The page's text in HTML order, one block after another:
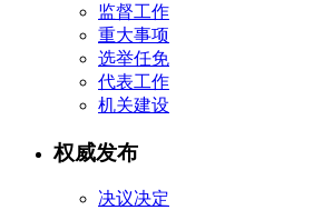
监督工作
重大事项
选举任免
代表工作
机关建设
权威发布
决议决定